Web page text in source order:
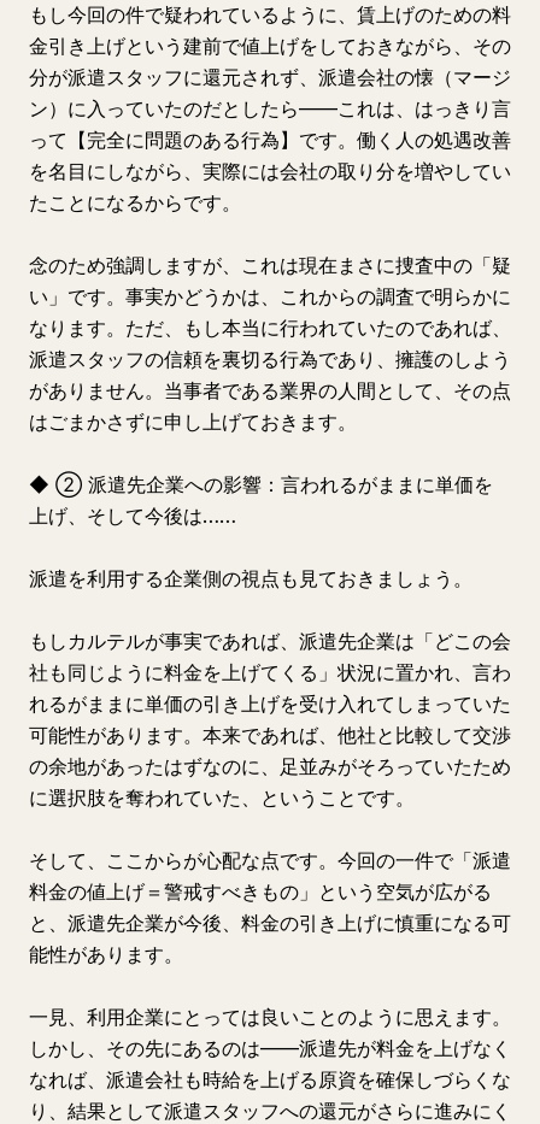
もし今回の件で疑われているように、賃上げのための料
金引き上げという建前で値上げをしておきながら、その
分が派遣スタッフに還元されず、派遣会社の懐（マージ
ン）に入っていたのだとしたら——これは、はっきり言
って【完全に問題のある行為】です。働く人の処遇改善
を名目にしながら、実際には会社の取り分を増やしてい
たことになるからです。
念のため強調しますが、これは現在まさに捜査中の「疑
い」です。事実かどうかは、これからの調査で明らかに
なります。ただ、もし本当に行われていたのであれば、
派遣スタッフの信頼を裏切る行為であり、擁護のしよう
がありません。当事者である業界の人間として、その点
はごまかさずに申し上げておきます。
◆ ② 派遣先企業への影響：言われるがままに単価を
上げ、そして今後は……
派遣を利用する企業側の視点も見ておきましょう。
もしカルテルが事実であれば、派遣先企業は「どこの会
社も同じように料金を上げてくる」状況に置かれ、言わ
れるがままに単価の引き上げを受け入れてしまっていた
可能性があります。本来であれば、他社と比較して交渉
の余地があったはずなのに、足並みがそろっていたため
に選択肢を奪われていた、ということです。
そして、ここからが心配な点です。今回の一件で「派遣
料金の値上げ＝警戒すべきもの」という空気が広がる
と、派遣先企業が今後、料金の引き上げに慎重になる可
能性があります。
一見、利用企業にとっては良いことのように思えます。
しかし、その先にあるのは——派遣先が料金を上げなく
なれば、派遣会社も時給を上げる原資を確保しづらくな
り、結果として派遣スタッフへの還元がさらに進みにく